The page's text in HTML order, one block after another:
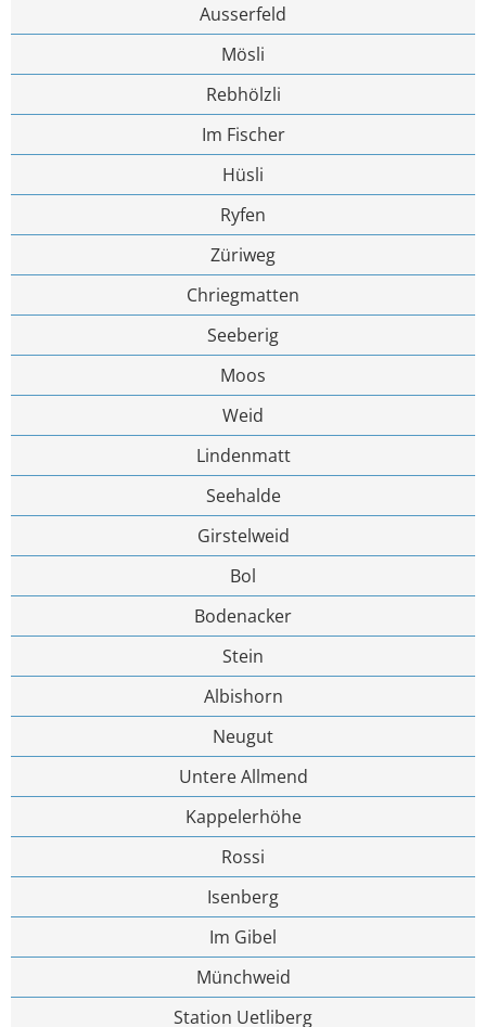
Ausserfeld
Mösli
Rebhölzli
Im Fischer
Hüsli
Ryfen
Züriweg
Chriegmatten
Seeberig
Moos
Weid
Lindenmatt
Seehalde
Girstelweid
Bol
Bodenacker
Stein
Albishorn
Neugut
Untere Allmend
Kappelerhöhe
Rossi
Isenberg
Im Gibel
Münchweid
Station Uetliberg